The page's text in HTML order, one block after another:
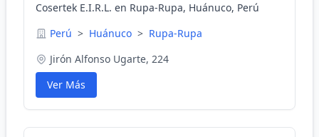
Cosertek E.I.R.L. en Rupa-Rupa, Huánuco, Perú
Perú > Huánuco > Rupa-Rupa
Jirón Alfonso Ugarte, 224
Ver Más